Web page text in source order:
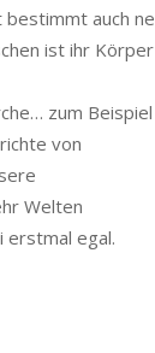
bestimmt auch ne
ist ihr Körper
zum Beispiel
von
Welten
erstmal egal.